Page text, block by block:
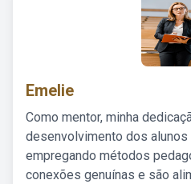
Emelie
Como mentor, minha
desenvolvimento dos alunos
empregando métodos
conexões genuínas e são